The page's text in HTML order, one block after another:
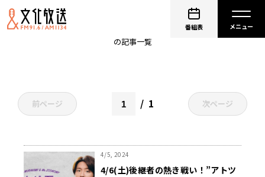
番組表
の記事一覧
前ページ 1 次ページ
4/5, 2024
4/6(土)後継者の熱き戦い！”アトツ